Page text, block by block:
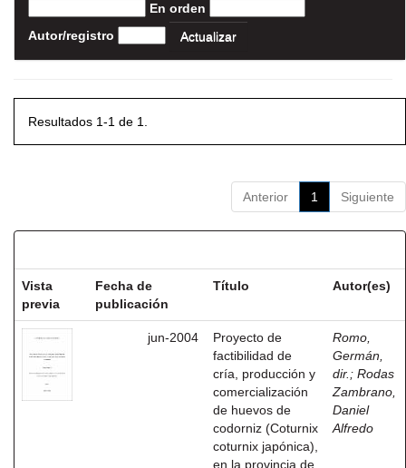
En orden
Autor/registro
Resultados 1-1 de 1.
Anterior 1 Siguiente
Vista
previa
Fecha de
publicación
Título Autor(es)
jun-2004
Proyecto de
factibilidad de
cría, producción y
comercialización
de huevos de
codorniz (Coturnix
coturnix japónica),
en la provincia de
Romo,
Germán,
dir. ; Rodas
Zambrano,
Daniel
Alfredo